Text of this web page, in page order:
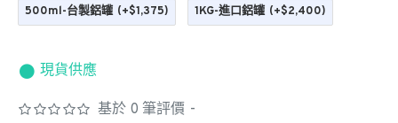
現貨供應
基於 0 筆評價 -
500ml-台製鋁罐 (+$1,375) 1KG-進口鋁罐 (+$2,400)